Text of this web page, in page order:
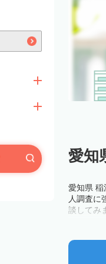
愛知
愛知県 稲
人調査に
談してみ